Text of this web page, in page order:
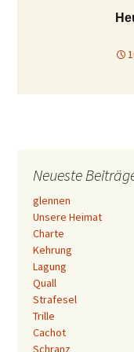
Neueste
glennen
Unsere Heimat
Charte
Kehrung
Lagung
Quall
Strafesel
Trille
Cachot
Schranz